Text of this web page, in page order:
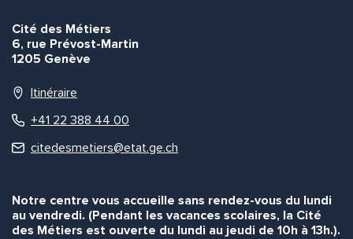
Cité des Métiers
6, rue Prévost-Martin
1205 Genève
Itinéraire
+41 22 388 44 00
citedesmetiers@etat.ge.ch
Notre centre vous accueille sans rendez-vous du lundi
au vendredi. (Pendant les vacances scolaires, la Cité
des Métiers est ouverte du lundi au jeudi de 10h à 13h.).